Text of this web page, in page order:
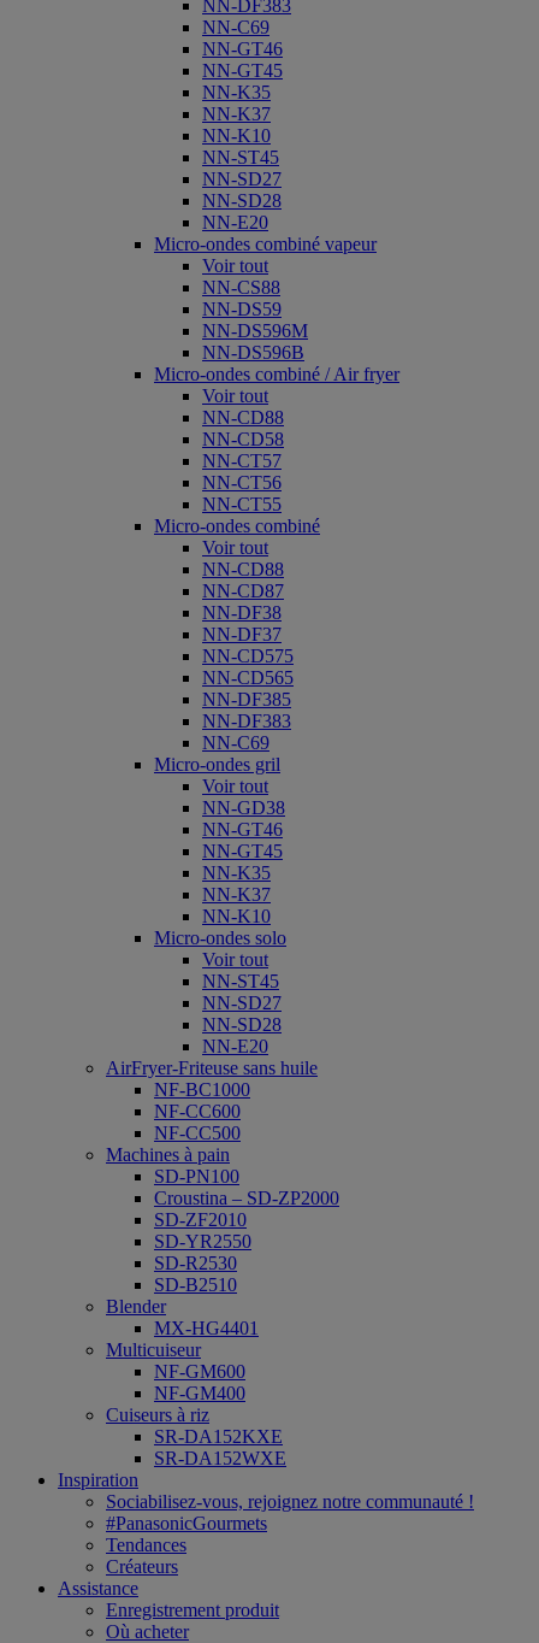
NN-DF383
NN-C69
NN-GT46
NN-GT45
NN-K35
NN-K37
NN-K10
NN-ST45
NN-SD27
NN-SD28
NN-E20
Micro-ondes combiné vapeur
Voir tout
NN-CS88
NN-DS59
NN-DS596M
NN-DS596B
Micro-ondes combiné / Air fryer
Voir tout
NN-CD88
NN-CD58
NN-CT57
NN-CT56
NN-CT55
Micro-ondes combiné
Voir tout
NN-CD88
NN-CD87
NN-DF38
NN-DF37
NN-CD575
NN-CD565
NN-DF385
NN-DF383
NN-C69
Micro-ondes gril
Voir tout
NN-GD38
NN-GT46
NN-GT45
NN-K35
NN-K37
NN-K10
Micro-ondes solo
Voir tout
NN-ST45
NN-SD27
NN-SD28
NN-E20
AirFryer-Friteuse sans huile
NF-BC1000
NF-CC600
NF-CC500
Machines à pain
SD-PN100
Croustina – SD-ZP2000
SD-ZF2010
SD-YR2550
SD-R2530
SD-B2510
Blender
MX-HG4401
Multicuiseur
NF-GM600
NF-GM400
Cuiseurs à riz
SR-DA152KXE
SR-DA152WXE
Inspiration
Sociabilisez-vous, rejoignez notre communauté !
#PanasonicGourmets
Tendances
Créateurs
Assistance
Enregistrement produit
Où acheter